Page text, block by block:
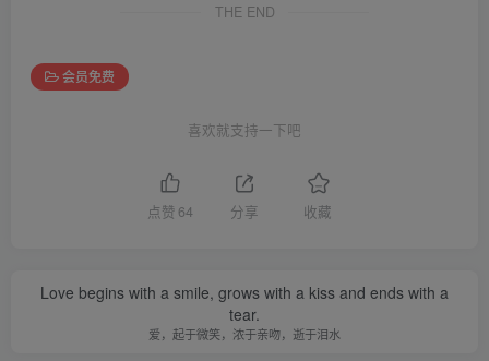
THE END
会员免费
喜欢就支持一下吧
点赞 64 分享 收藏
Love begins with a smile, grows with a kiss and ends with a
tear.
爱，起于微笑，浓于亲吻，逝于泪水